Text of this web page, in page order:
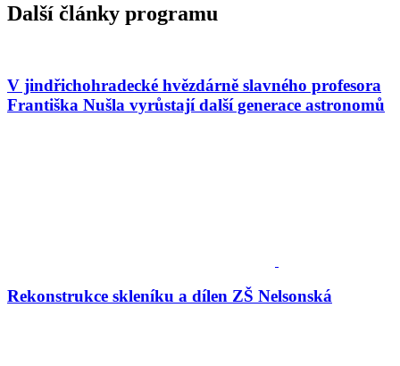
Další články programu
V jindřichohradecké hvězdárně slavného profesora
Františka Nušla vyrůstají další generace astronomů
Rekonstrukce skleníku a dílen ZŠ Nelsonská